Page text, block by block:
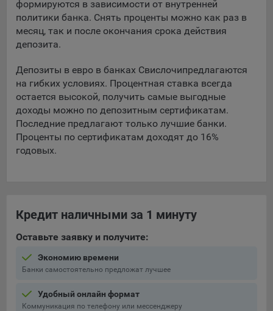
5.4. Создание и предоставление персонализированной
рекламы пользователю.
применяемые при регистрации либо входе в систему, или
для оставления отзыва либо комментария. Данные файлы
cookie используются в целях обеспечения корректной
работы сайтов и полноценного использования его
функционала пользователем, не могут быть отключены в
системах. Вместе с тем, пользователь может настроить
браузер, чтобы он блокировал такие файлы сookie или
уведомлял пользователя об их использовании — но в таком
используются для обеспечения работы некоторых
предпочтений пользователя, в том числе имени
пользователя или выбора языка, и для предотвращения
повторных прохождений опросов пользователями.
пользователей с сайтом.
формируются в зависимости от внутренней
политики банка. Снять проценты можно как раз в
месяц, так и после окончания срока действия
депозита.
Депозиты в евро в банках Свислочипредлагаются
на гибких условиях. Процентная ставка всегда
остается высокой, получить самые выгодные
доходы можно по депозитным сертификатам.
Последние предлагают только лучшие банки.
Проценты по сертификатам доходят до 16%
годовых.
Кредит наличными за 1 минуту
Оставьте заявку и получите:
Экономию времени
Банки самостоятельно предложат лучшее
Удобный онлайн формат
Коммуникация по телефону или мессенджеру